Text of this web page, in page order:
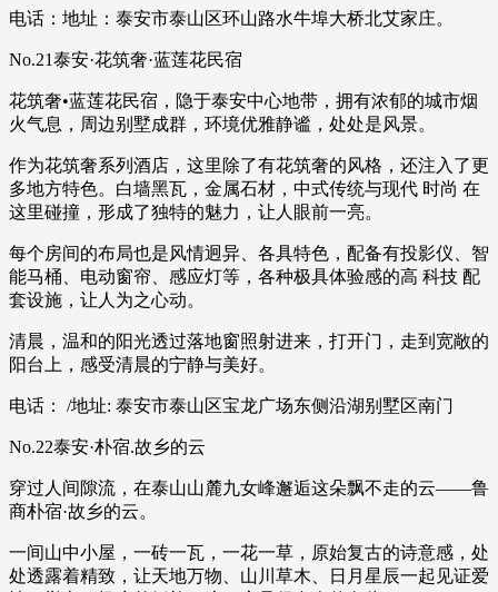
电话：地址：泰安市泰山区环山路水牛埠大桥北艾家庄。
No.21泰安·花筑奢·蓝莲花民宿
花筑奢•蓝莲花民宿，隐于泰安中心地带，拥有浓郁的城市烟
火气息，周边别墅成群，环境优雅静谧，处处是风景。
作为花筑奢系列酒店，这里除了有花筑奢的风格，还注入了更
多地方特色。白墙黑瓦，金属石材，中式传统与现代 时尚 在
这里碰撞，形成了独特的魅力，让人眼前一亮。
每个房间的布局也是风情迥异、各具特色，配备有投影仪、智
能马桶、电动窗帘、感应灯等，各种极具体验感的高 科技 配
套设施，让人为之心动。
清晨，温和的阳光透过落地窗照射进来，打开门，走到宽敞的
阳台上，感受清晨的宁静与美好。
电话： /地址: 泰安市泰山区宝龙广场东侧沿湖别墅区南门
No.22泰安·朴宿.故乡的云
穿过人间隙流，在泰山山麓九女峰邂逅这朵飘不走的云——鲁
商朴宿·故乡的云。
一间山中小屋，一砖一瓦，一花一草，原始复古的诗意感，处
处透露着精致，让天地万物、山川草木、日月星辰一起见证爱